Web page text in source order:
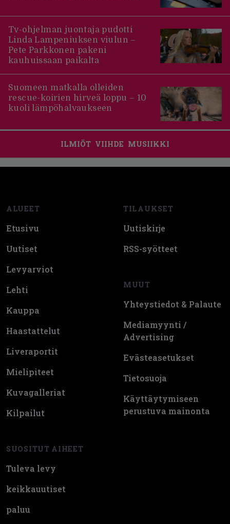
Tv-ohjelman juontaja pudotti
Linda Lampeniuksen viulun –
Pete Parkkonen pakeni
kauhuissaan paikalta
Suomeen matkalla olleiden
rescue-koirien hirveä loppu – 10
kuoli lämpöhalvaukseen
ILMIÖT VIIHDE MUSIIKKI
ALUEET
Etusivu
Uutiset
Levyarviot
Lehti
Kauppa
Haastattelut
Liveraportit
Mielipiteet
Kuvagalleriat
Kilpailut
SUOSITUT AIHEET
Tuleva levy
keikkauutiset
paluu
TILAUKSET
Uutiskirje
RSS-syötteet
MUUT
Yhteystiedot & Palaute
Mediamyynti /
Advertising
Evästeasetukset
Tietosuoja
Käyttäytymiseen
perustuva mainonta